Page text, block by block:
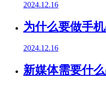
2024.12.16
为什么要做手
2024.12.16
新媒体需要什